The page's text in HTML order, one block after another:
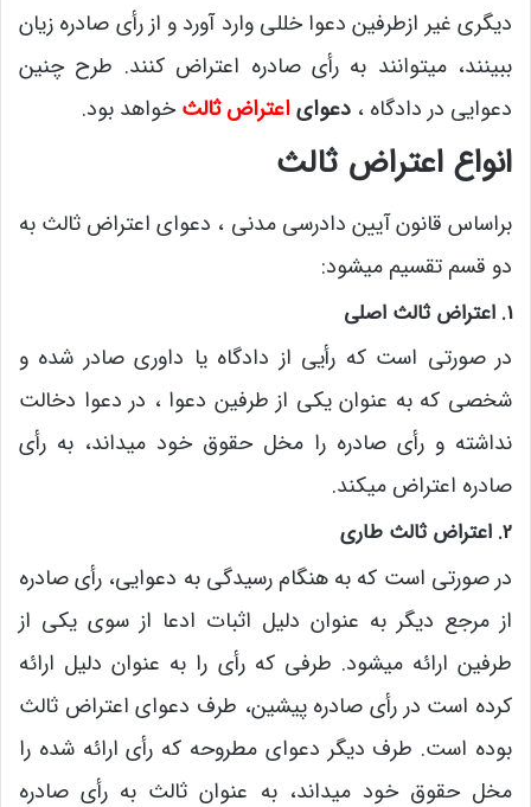
دیگری غیر ازطرفین دعوا خللی وارد آورد و از رأی صادره زیان
ببینند، می­توانند به رأی صادره اعتراض کنند. طرح چنین
دعوایی در دادگاه ، دعوایاعتراض ثالثخواهد بود.
انواع اعتراض ثالث
براساس قانون آیین دادرسی مدنی ، دعوای اعتراض ثالث به
دو قسم تقسیم می­شود:
1. اعتراض ثالث اصلی
در صورتی است که رأیی از دادگاه یا داوری صادر شده و
شخصی که به عنوان یکی از طرفین دعوا ، در دعوا دخالت
نداشته و رأی صادره را مخل حقوق خود می­داند، به رأی
صادره اعتراض می­کند.
2. اعتراض ثالث طاری
در صورتی است که به هنگام رسیدگی به دعوایی، رأی صادره
از مرجع دیگر به عنوان دلیل اثبات ادعا از سوی یکی از
طرفین ارائه می­شود. طرفی که رأی را به عنوان دلیل ارائه
کرده است در رأی صادره پیشین، طرف دعوای اعتراض ثالث
بوده است. طرف دیگر دعوای مطروحه که رأی ارائه شده را
مخل حقوق خود می­داند، به عنوان ثالث به رأی صادره